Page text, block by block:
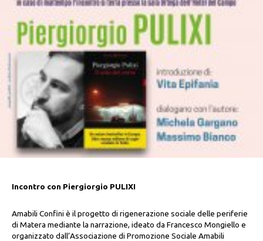
Incontro con Piergiorgio PULIXI
Amabili Confini è il progetto di rigenerazione sociale delle periferie
di Matera mediante la narrazione, ideato da Francesco Mongiello e
organizzato dall’Associazione di Promozione Sociale Amabili